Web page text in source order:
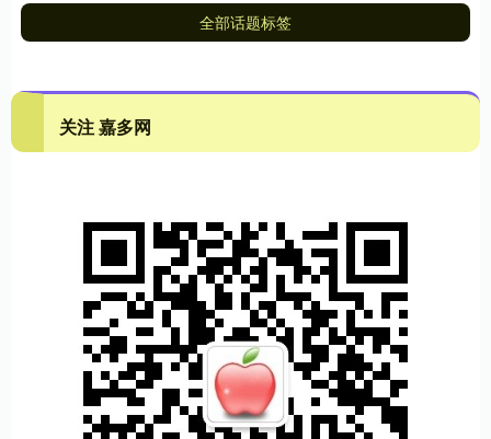
全部话题标签
关注 嘉多网